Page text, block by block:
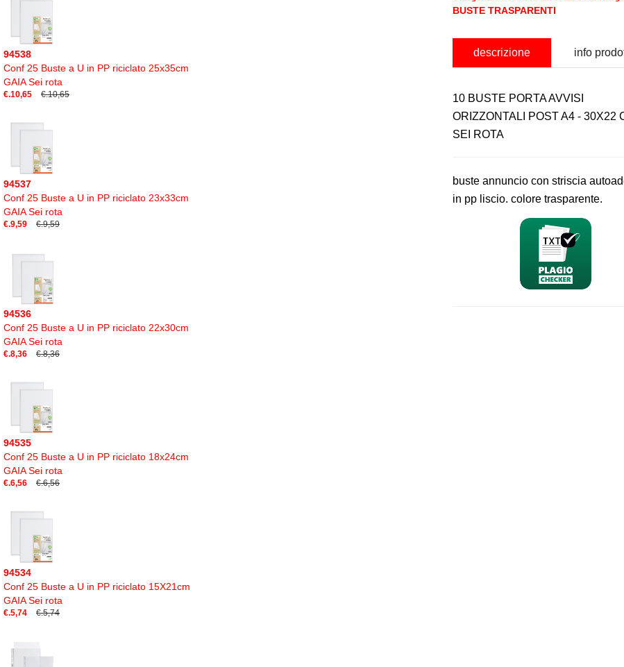
94538
Conf 25 Buste a U in PP riciclato 25x35cm
GAIA Sei rota
€.10,65 €.10,65
94537
Conf 25 Buste a U in PP riciclato 23x33cm
GAIA Sei rota
€.9,59 €.9,59
94536
Conf 25 Buste a U in PP riciclato 22x30cm
GAIA Sei rota
€.8,36 €.8,36
94535
Conf 25 Buste a U in PP riciclato 18x24cm
GAIA Sei rota
€.6,56 €.6,56
94534
Conf 25 Buste a U in PP riciclato 15X21cm
GAIA Sei rota
€.5,74 €.5,74
BUSTE TRASPARENTI
descrizione info
10 BUSTE PORTA AVVISI
ORIZZONTALI POST A4 - 30X22
SEI ROTA
buste annuncio con striscia
in pp liscio. colore trasparente.